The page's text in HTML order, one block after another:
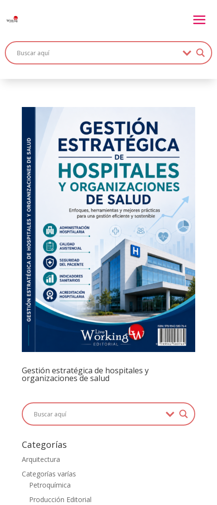
Gestión estratégica de hospitales y
organizaciones de salud
Categorías
Arquitectura
Categorías varías
Petroquímica
Producción Editorial